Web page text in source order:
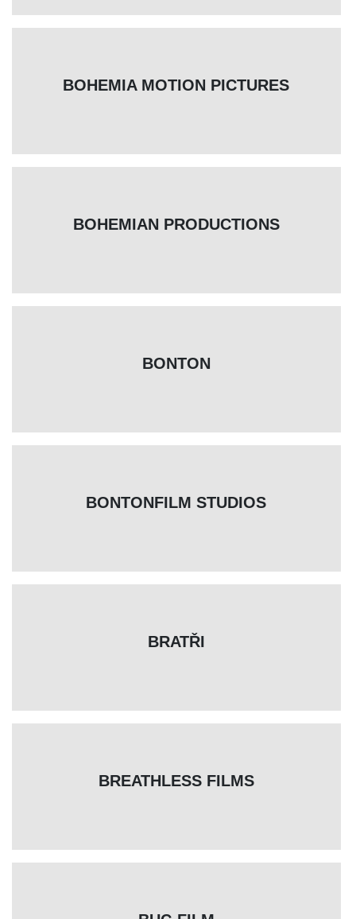
BOHEMIA MOTION PICTURES
BOHEMIAN PRODUCTIONS
BONTON
BONTONFILM STUDIOS
BRATŘI
BREATHLESS FILMS